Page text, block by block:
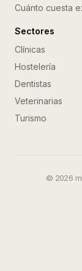
Cuánto cuesta
Sectores
Clínicas
Hostelería
Dentistas
Veterinarias
Turismo
© 2026